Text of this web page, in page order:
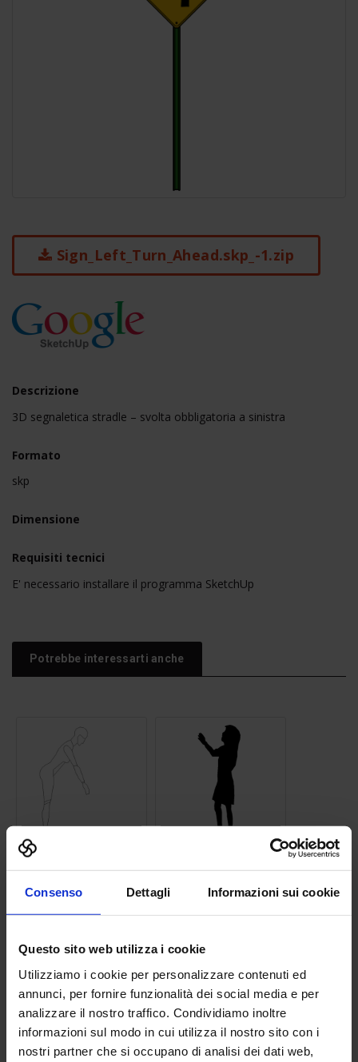
Consenso Dettagli Informazioni sui cookie
Questo sito web utilizza i cookie
Utilizziamo i cookie per personalizzare contenuti ed
annunci, per fornire funzionalità dei social media e per
analizzare il nostro traffico. Condividiamo inoltre
informazioni sul modo in cui utilizza il nostro sito con i
nostri partner che si occupano di analisi dei dati web,
Sign_Left_Turn_Ahead.skp_-1.zip
Descrizione
3D segnaletica stradle – svolta obbligatoria a sinistra
Formato
skp
Dimensione
Requisiti tecnici
E' necessario installare il programma SketchUp
Potrebbe interessarti anche
Poltrona 01 Elettrodomestico